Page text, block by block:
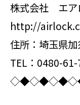
株式会社 エア
http://
住所：埼玉県
TEL：0480-